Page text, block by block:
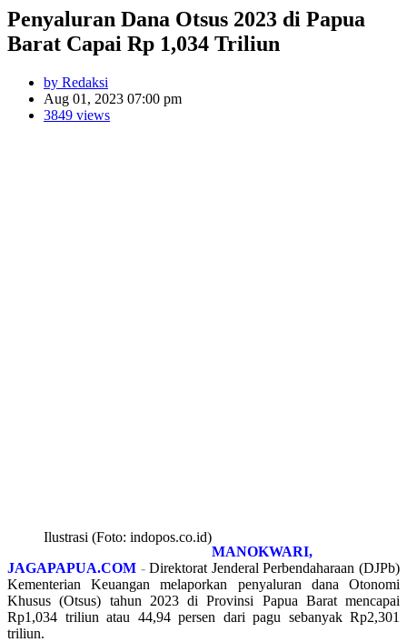
Penyaluran Dana Otsus 2023 di Papua
Barat Capai Rp 1,034 Triliun
by Redaksi
Aug 01, 2023 07:00 pm
3849 views
Ilustrasi (Foto: indopos.co.id)
MANOKWARI,
JAGAPAPUA.COM -Direktorat Jenderal Perbendaharaan (DJPb)
Kementerian Keuangan melaporkan penyaluran dana Otonomi
Khusus (Otsus) tahun 2023 di Provinsi Papua Barat mencapai
Rp1,034 triliun atau 44,94 persen dari pagu sebanyak Rp2,301
triliun.